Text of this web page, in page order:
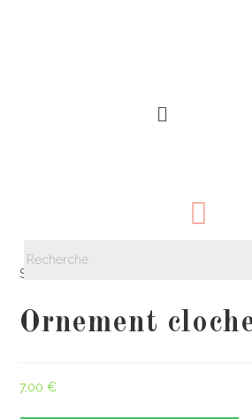
Sélectionné :
Ornement
7,00€